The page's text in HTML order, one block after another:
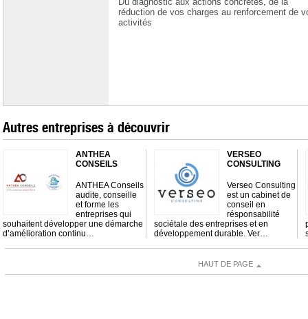
réduction de vos charges au renforcement de
activités
Autres entreprises à découvrir
ANTHEA
CONSEILS
ANTHEA Conseils
audite, conseille
et forme les
entreprises qui
souhaitent développer une démarche
d’amélioration continu…
VERSEO
CONSULTING
Verseo Consulting
est un cabinet de
conseil en
résponsabilité
sociétale des entreprises et en
développement durable. Ver…
HAUT DE PAGE